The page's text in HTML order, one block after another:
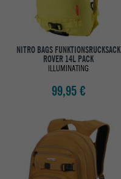
NITRO BAGS FUNKTIONSRUCKSACK
ROVER 14L PACK
ILLUMINATING
99,95 €